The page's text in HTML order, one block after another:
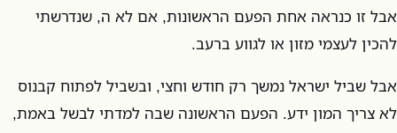
אבל זו כנראה אחת הפעם הראשונות, אם לא ה, שנדרשתי
להכין לעצמי מזון או לגווע ברעב.
אבל שביל ישראל נמשך רק חודש וחצי, ובשביל לפתוח קבנוס
לא צריך המון ידע. הפעם הראשונה שבה למדתי לבשל באמת,